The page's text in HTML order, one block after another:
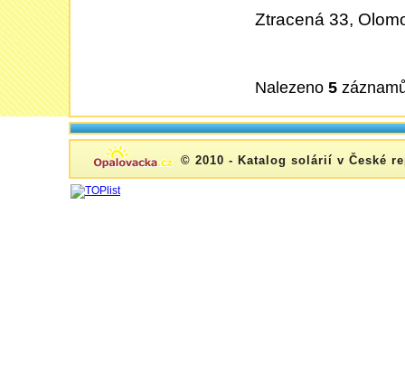
Ztracená 33,
Nalezeno 5
© 2010 - Katalog solárií v České